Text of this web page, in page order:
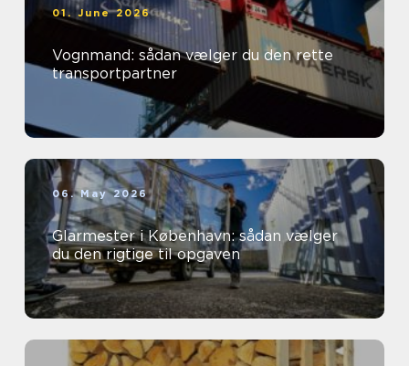
01. June 2026
Vognmand: sådan vælger du den rette
transportpartner
06. May 2026
Glarmester i København: sådan vælger
du den rigtige til opgaven